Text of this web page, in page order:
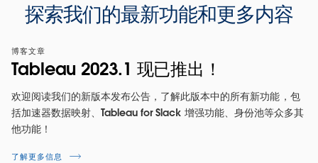
探索我们的最新功能和更多内容
博客文章
Tableau 2023.1 现已推出！
欢迎阅读我们的新版本发布公告，了解此版本中的所有新功能，包
括加速器数据映射、Tableau for Slack 增强功能、身份池等众多其
他功能！
了解更多信息